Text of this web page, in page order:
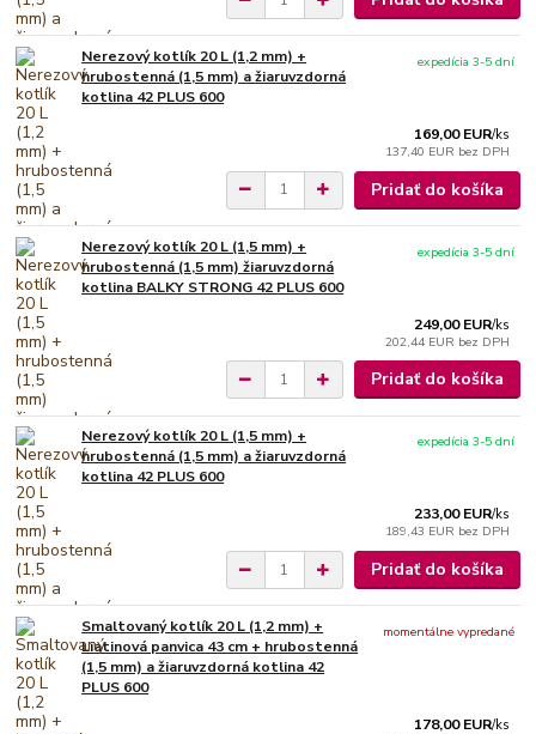
Nerezový kotlík 20 L (1,2 mm) +
hrubostenná (1,5 mm) a žiaruvzdorná
kotlina 42 PLUS 600
169,00 EUR/ks
137,40 EUR bez DPH
expedícia 3-5 dní
Pridať do košíka
Nerezový kotlík 20 L (1,5 mm) +
hrubostenná (1,5 mm) žiaruvzdorná
kotlina BALKY STRONG 42 PLUS 600
249,00 EUR/ks
202,44 EUR bez DPH
expedícia 3-5 dní
Pridať do košíka
Nerezový kotlík 20 L (1,5 mm) +
hrubostenná (1,5 mm) a žiaruvzdorná
kotlina 42 PLUS 600
233,00 EUR/ks
189,43 EUR bez DPH
expedícia 3-5 dní
Pridať do košíka
Smaltovaný kotlík 20 L (1,2 mm) +
Liatinová panvica 43 cm + hrubostenná
(1,5 mm) a žiaruvzdorná kotlina 42
PLUS 600
178,00 EUR/ks
momentálne vypredané